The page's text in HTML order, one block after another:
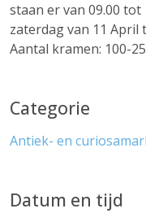
staan er van 09.00 tot
zaterdag van 11 April
Aantal kramen: 100-
Categorie
Antiek- en
Datum en tijd